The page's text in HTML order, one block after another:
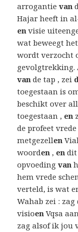
arrogantievan
Hajar heeft in
en visie
wat beweegt
wordt verzocht
van de tap , zei
toegestaan is
beschikt over
toegestaan , en
de profeet
metgezellen
woorden , en dit
opvoedingvan
hem vrede
verteld, is wat
Wahab zei :
visioen Vqsa
zag alsof ik jou